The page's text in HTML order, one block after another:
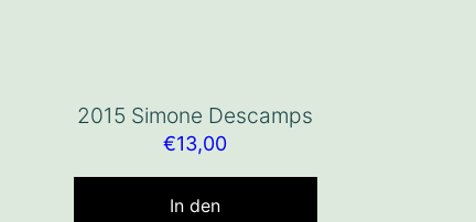
2015 Simone Descamps
€13,00
In den